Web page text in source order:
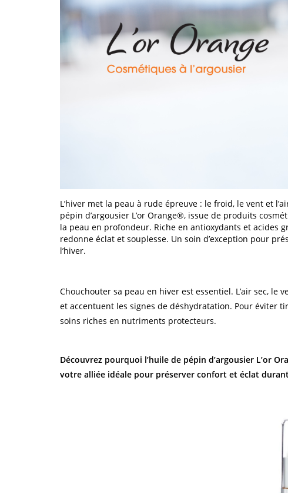
L’hiver met la peau à rude épreuve : le froid, le vent et
pépin d’argousier L’or Orange®, issue de produits
la peau en profondeur. Riche en antioxydants et acides
redonne éclat et souplesse. Un soin d’exception pour
l’hiver.
Chouchouter sa peau en hiver est essentiel. L’air sec,
et accentuent les signes de déshydratation. Pour éviter
soins riches en nutriments protecteurs.
Découvrez pourquoi l’huile de pépin d’argousier L’or
votre alliée idéale pour préserver confort et éclat